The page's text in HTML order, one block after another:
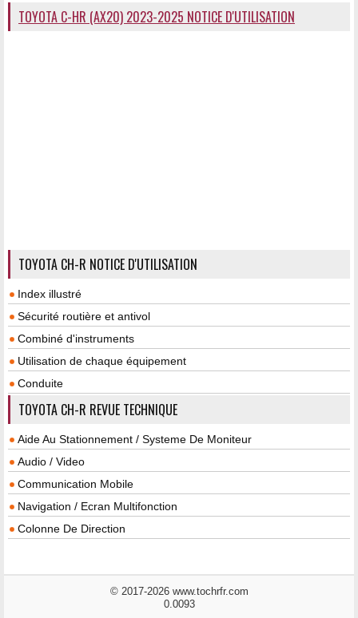
TOYOTA C-HR (AX20) 2023-2025 NOTICE D'UTILISATION
TOYOTA CH-R NOTICE D'UTILISATION
Index illustré
Sécurité routière et antivol
Combiné d'instruments
Utilisation de chaque équipement
Conduite
TOYOTA CH-R REVUE TECHNIQUE
Aide Au Stationnement / Systeme De Moniteur
Audio / Video
Communication Mobile
Navigation / Ecran Multifonction
Colonne De Direction
© 2017-2026 www.tochrfr.com
0.0093